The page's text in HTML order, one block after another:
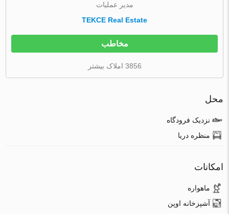
مدیر عملیات
TEKCE Real Estate
مخاطب
3856 املاک بیشتر
محل
نزدیک فرودگاه
منظره دریا
امکانات
ماهواره
آشپزخانه اوپن